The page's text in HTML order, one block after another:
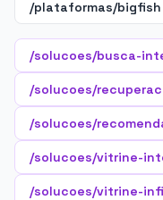
/plataformas/bigfish
/solucoes/busca-
/solucoes/
/solucoes/
/solucoes/vitrine-
/solucoes/vitrine-